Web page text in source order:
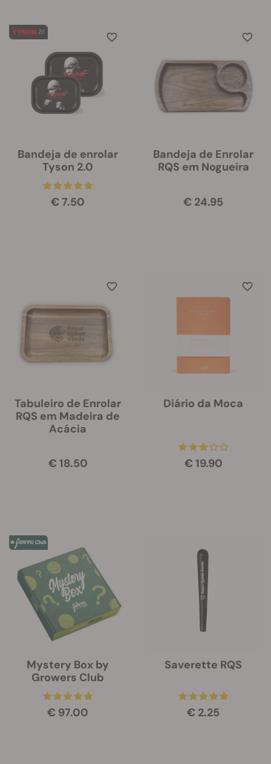
Bandeja de enrolar
Tyson 2.0
€ 7.50
Bandeja de Enrolar
RQS em Nogueira
€ 24.95
Tabuleiro de Enrolar
RQS em Madeira de
Acácia
€ 18.50
Diário da Moca
€ 19.90
Mystery Box by
Growers Club
€ 97.00
Saverette RQS
€ 2.25